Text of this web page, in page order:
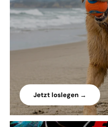
Jetzt loslegen →